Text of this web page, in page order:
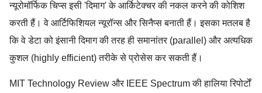
न्यूरोमॉर्फिक चिप्स इसी 'दिमाग' के आर्किटेक्चर की नकल करने की कोशिश
करती हैं। वे आर्टिफिशियल न्यूरॉन्स और सिनैप्स बनाती हैं। इसका मतलब है
कि वे डेटा को इंसानी दिमाग की तरह ही समानांतर (parallel) और अत्यधिक
कुशल (highly efficient) तरीके से प्रोसेस कर सकती हैं।
MIT Technology Review और IEEE Spectrum की हालिया रिपोर्टों